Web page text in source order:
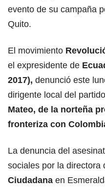
evento de su campaña
Quito.
El movimiento
el expresidente de
2017), denunció este
dirigente local del
Mateo, de la norteña
fronteriza con
La denuncia del
sociales por la directora
Ciudadana en